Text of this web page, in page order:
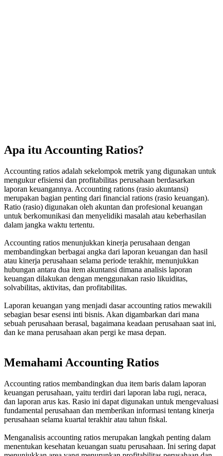
Apa itu Accounting Ratios?
Accounting ratios adalah sekelompok metrik yang digunakan untuk
mengukur efisiensi dan profitabilitas perusahaan berdasarkan
laporan keuangannya. Accounting rations (rasio akuntansi)
merupakan bagian penting dari financial rations (rasio keuangan).
Ratio (rasio) digunakan oleh akuntan dan profesional keuangan
untuk berkomunikasi dan menyelidiki masalah atau keberhasilan
dalam jangka waktu tertentu.
Accounting ratios menunjukkan kinerja perusahaan dengan
membandingkan berbagai angka dari laporan keuangan dan hasil
atau kinerja perusahaan selama periode terakhir, menunjukkan
hubungan antara dua item akuntansi dimana analisis laporan
keuangan dilakukan dengan menggunakan rasio likuiditas,
solvabilitas, aktivitas, dan profitabilitas.
Laporan keuangan yang menjadi dasar accounting ratios mewakili
sebagian besar esensi inti bisnis. Akan digambarkan dari mana
sebuah perusahaan berasal, bagaimana keadaan perusahaan saat ini,
dan ke mana perusahaan akan pergi ke masa depan.
Memahami Accounting Ratios
Accounting ratios membandingkan dua item baris dalam laporan
keuangan perusahaan, yaitu terdiri dari laporan laba rugi, neraca,
dan laporan arus kas. Rasio ini dapat digunakan untuk mengevaluasi
fundamental perusahaan dan memberikan informasi tentang kinerja
perusahaan selama kuartal terakhir atau tahun fiskal.
Menganalisis accounting ratios merupakan langkah penting dalam
menentukan kesehatan keuangan suatu perusahaan. Ini sering dapat